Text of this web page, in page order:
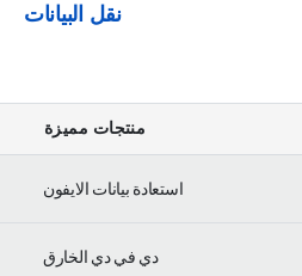
نقل البيانات
منتجات مميزة
استعادة بيانات الايفون
دي في دي الخارق